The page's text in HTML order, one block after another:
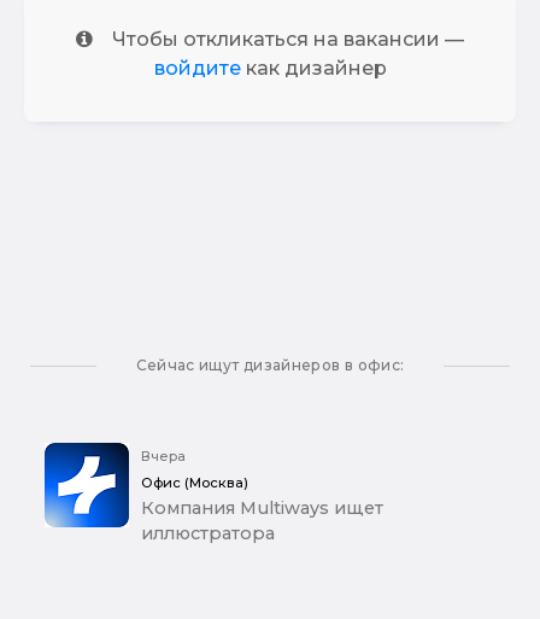
Чтобы откликаться на вакансии —
войдитекак дизайнер
Сейчас ищут дизайнеров в офис:
Вчера
Офис (Москва)
Компания Multiways ищет
иллюстратора